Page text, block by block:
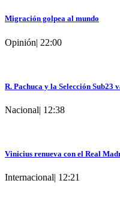
Migración golpea al mundo
Opinión| 22:00
R. Pachuca y la Selección Sub23
Nacional| 12:38
Vinicius renueva con el Real
Internacional| 12:21